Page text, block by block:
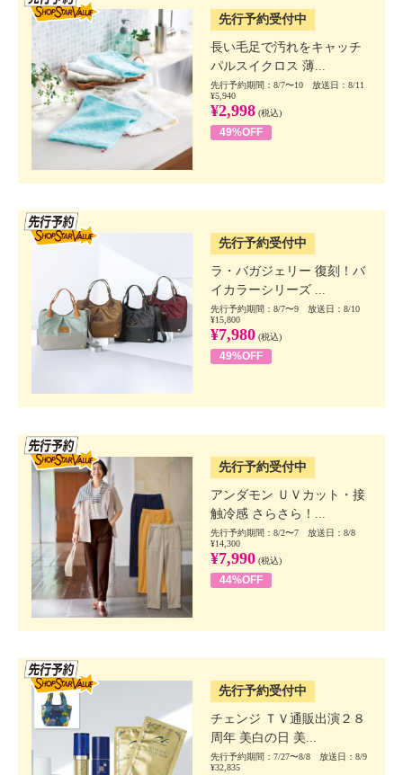
先行予約受付中
長い毛足で汚れをキャッチ
パルスイクロス 薄...
先行予約期間：8/7〜10 放送日：8/11
¥5,940
¥2,998 (税込)
49%OFF
先行予約受付中
ラ・バガジェリー 復刻！バ
イカラーシリーズ ...
先行予約期間：8/7〜9 放送日：8/10
¥15,800
¥7,980 (税込)
49%OFF
先行予約受付中
アンダモン ＵＶカット・接
触冷感 さらさら！...
先行予約期間：8/2〜7 放送日：8/8
¥14,300
¥7,990 (税込)
44%OFF
先行予約受付中
チェンジ ＴＶ通販出演２８
周年 美白の日 美...
先行予約期間：7/27〜8/8 放送日：8/9
¥32,835